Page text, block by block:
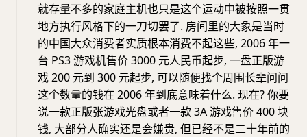
就存量不多的家庭主机也只是这个运动中被按照一贯
地方执行风格下的一刀切罢了. 房间里的大象是当时
的中国大众消费者实质根本消费不起这些, 2006 年一
台 PS3 游戏机售价 3000 元人民币起步, 一盘正版游
戏 200 元到 300 元起步, 可以随便找个周围长辈问问
这个数量的钱在 2006 年到底意味着什么. 现在? 你要
说一款正版张游戏光盘或者一款 3A 游戏售价 400 块
钱, 大部分人确实还是会嫌贵, 但已经不是二十年前的